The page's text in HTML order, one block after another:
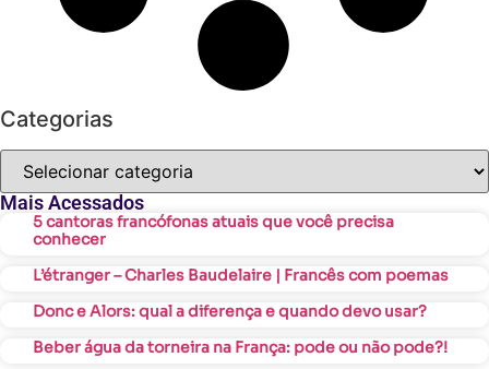
Categorias
Mais Acessados
5 cantoras francófonas atuais que você precisa
conhecer
L’étranger – Charles Baudelaire | Francês com poemas
Donc e Alors: qual a diferença e quando devo usar?
Beber água da torneira na França: pode ou não pode?!